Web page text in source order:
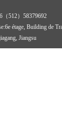
（512）58379692
étage, Building de
Jiangsu